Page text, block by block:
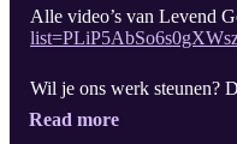
Alle video’s van Levend
Wil je ons werk steunen?
Read more